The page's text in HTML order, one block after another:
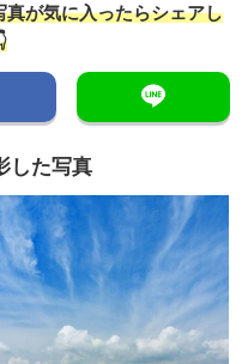
真が気に入ったらシェアし
した写真